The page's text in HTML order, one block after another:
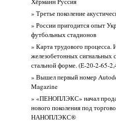
» Третье поколение
» России пригодится опыт
футбольных стадионов
» Карта трудового процесса.
железобетонных сигнальных
стальной форме. (Е-20-2-65-
» Вышел первый номер
Magazine
» «ПЕНОПЛЭКС» начал
нового поколения под
НАНОПЛЭКС®